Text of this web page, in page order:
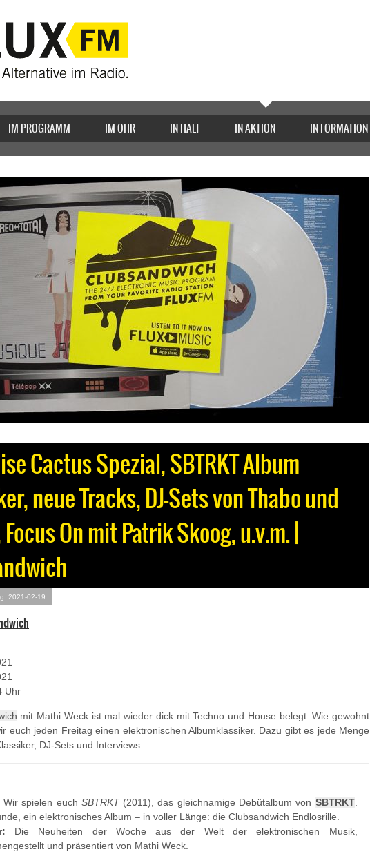
IM PROGRAMM IM OHR IN HALT IN AKTION IN FORMATION
Cactus Spezial, SBTRKT Album
neue Tracks, DJ-Sets von Thabo und
On mit Patrik Skoog, u.v.m. |
2021-02-19
Uhr
mit Mathi Weck ist mal wieder dick mit Techno und House belegt. Wie gewohnt
euch jeden Freitag einen elektronischen Albumklassiker. Dazu gibt es jede Menge
DJ-Sets und Interviews.
Wir spielen euch SBTRKT (2011), das gleichnamige Debütalbum von SBTRKT.
ein elektronisches Album – in voller Länge: die Clubsandwich Endlosrille.
Die Neuheiten der Woche aus der Welt der elektronischen Musik,
und präsentiert von Mathi Weck.